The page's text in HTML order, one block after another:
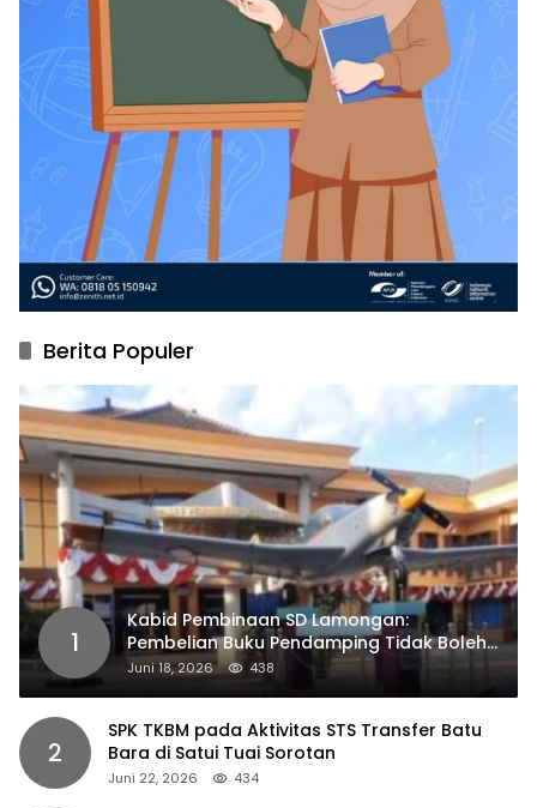
Berita Populer
1
Kabid Pembinaan SD Lamongan:
Pembelian Buku Pendamping Tidak Boleh
Dipaksakan
Juni 18, 2026 438
2
SPK TKBM pada Aktivitas STS Transfer Batu
Bara di Satui Tuai Sorotan
Juni 22, 2026 434